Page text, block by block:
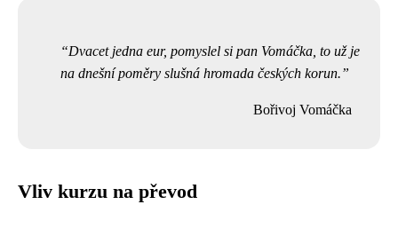
Dvacet jedna eur, pomyslel si pan Vomáčka, to už je
na dnešní poměry slušná hromada českých korun.
Bořivoj Vomáčka
Vliv kurzu na převod